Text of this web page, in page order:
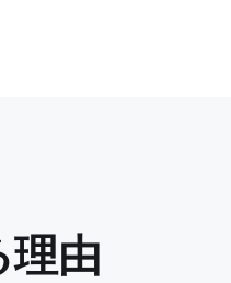
由